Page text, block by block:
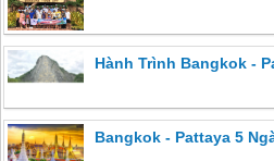
Hành Trình Bangkok -
Bangkok - Pattaya 5